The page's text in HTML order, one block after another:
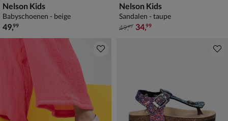
Nelson Kids
Babyschoenen - beige
€ 49,99
49,99
Nelson Kids
Sandalen - taupe
van € 49,99 voor € 34,99
49,99 34,99